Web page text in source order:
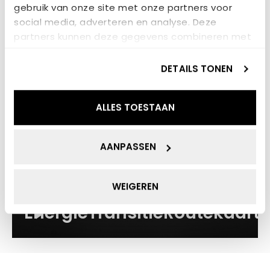
gebruik van onze site met onze partners voor
social media, adverteren en analyse. Deze
partners kunnen deze gegevens combineren met
die ze hebben verzameld op basis van uw gebruik
DETAILS TONEN
ALLES TOESTAAN
AANPASSEN
WEIGEREN
Social Fingerprint:
EnergieTransitieRoutekaart